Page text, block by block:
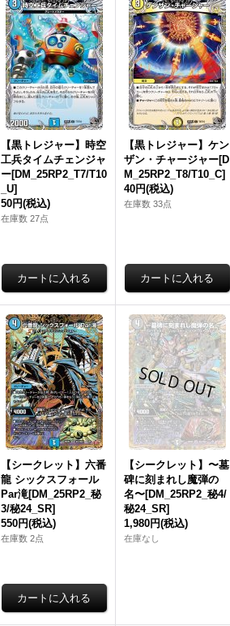
【黒トレジャー】時空
工兵タイムチェンジャ
ー[DM_25RP2_T7/T10
_U]
50円(税込)
在庫数 27点
【黒トレジャー】ケン
ザン・チャージャー[D
M_25RP2_T8/T10_C]
40円(税込)
在庫数 33点
【シークレット】六番
龍 シックスフォール
Par滝[DM_25RP2_秘
3/秘24_SR]
550円(税込)
在庫数 2点
【シークレット】〜墓
碑に刻まれし魔弾の
名〜[DM_25RP2_秘4/
秘24_SR]
1,980円(税込)
在庫なし